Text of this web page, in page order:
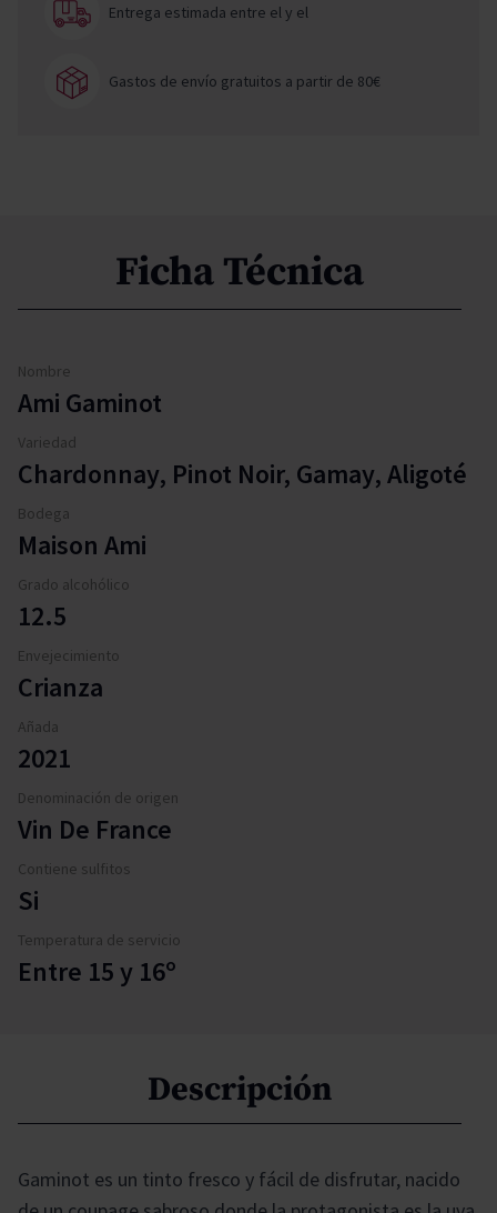
Entrega estimada entre ely el
Gastos de envío gratuitos a partir de 80€
Ficha Técnica
Nombre
Ami Gaminot
Variedad
Chardonnay, Pinot Noir, Gamay, Aligoté
Bodega
Maison Ami
Grado alcohólico
12.5
Envejecimiento
Crianza
Añada
2021
Denominación de origen
Vin De France
Contiene sulfitos
Si
Temperatura de servicio
Entre 15 y 16º
Descripción
Gaminot es un tinto fresco y fácil de disfrutar, nacido